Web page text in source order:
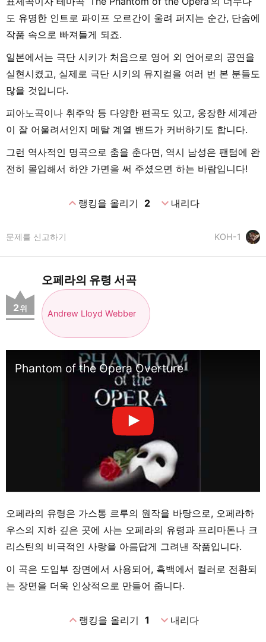
도 유명한 인트로 파이프 오르간이 울려 퍼지는 순간, 단숨에
작품 속으로 빠져들게 되죠.
일본에서는 극단 시키가 처음으로 영어 외 언어로의 공연을
실현시켰고, 실제로 극단 시키의 뮤지컬을 여러 번 본 분들도
많을 것입니다.
피아노곡이나 취주악 등 다양한 편곡도 있고, 웅장한 세계관
이 잘 어울려서인지 메탈 계열 밴드가 커버하기도 합니다.
그런 역사적인 명곡으로 춤을 춘다면, 역시 남성은 팬텀에 완
전히 몰입해서 하얀 가면을 써 주셨으면 하는 바람입니다!
expand_less랭킹을 올리기 2 expand_more내리다
KOH-1
문제를 신고하기
오페라의 유령 서곡
Andrew Lloyd Webber
2 위
Phantom of the Opera Overture
오페라의 유령은 가스통 르루의 원작을 바탕으로, 오페라하
우스의 지하 깊은 곳에 사는 오페라의 유령과 프리마돈나 크
리스틴의 비극적인 사랑을 아름답게 그려낸 작품입니다.
이 곡은 도입부 장면에서 사용되어, 흑백에서 컬러로 전환되
는 장면을 더욱 인상적으로 만들어 줍니다.
expand_less랭킹을 올리기 1 expand_more내리다